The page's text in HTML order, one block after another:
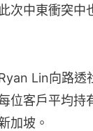
次中東衝突中
Lin向路
位客戶平均
加坡。